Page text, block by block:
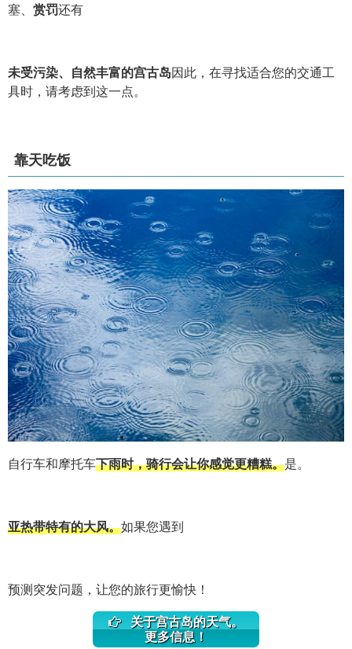
塞、 赏罚还有
未受污染、自然丰富的宫古岛因此，在寻找适合您的交通工
具时，请考虑到这一点。
靠天吃饭
自行车和摩托车下雨时，骑行会让你感觉更糟糕。是。
亚热带特有的大风。如果您遇到
预测突发问题，让您的旅行更愉快！
关于宫古岛的天气。
更多信息！